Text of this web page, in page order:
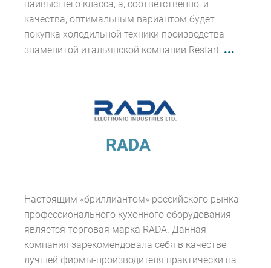
наивысшего класса, а, соответственно, и
качества, оптимальным вариантом будет
покупка холодильной техники производства
знаменитой итальянской компании Restart. ...
RADA
Настоящим «бриллиантом» российского рынка
профессионального кухонного оборудования
является торговая марка RADA. Данная
компания зарекомендовала себя в качестве
лучшей фирмы-производителя практически на